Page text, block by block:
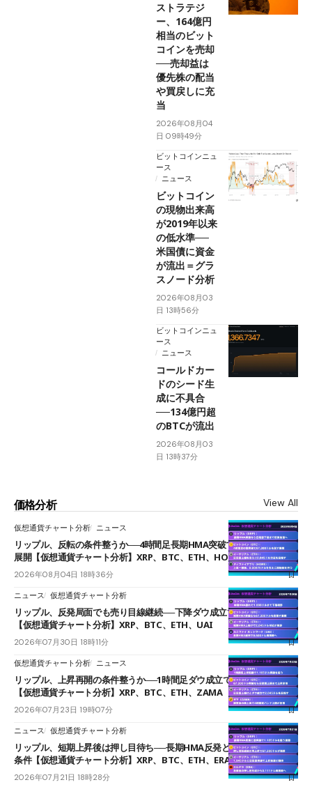
ストラテジ
ー、164億円
相当のビット
コインを売却
──売却益は
優先株の配当
や買戻しに充
当
2026年08月04
日 09時49分
ビットコインニュ
ース
ニュース
ビットコイン
の現物出来高
が2019年以来
の低水準──
米国債に資金
が流出＝グラ
スノード分析
2026年08月03
日 13時56分
ビットコインニュ
ース
ニュース
コールドカー
ドのシード生
成に不具合
──134億円超
のBTCが流出
2026年08月03
日 13時37分
価格分析 View All
仮想通貨チャート分析 ニュース
リップル、反転の条件整うか──4時間足長期HMA突破で雲下端を目指す
展開【仮想通貨チャート分析】XRP、BTC、ETH、HOME
2026年08月04日 18時36分
ニュース 仮想通貨チャート分析
リップル、反発局面でも売り目線継続──下降ダウ成立で下値追う展開
【仮想通貨チャート分析】XRP、BTC、ETH、UAI
2026年07月30日 18時11分
仮想通貨チャート分析 ニュース
リップル、上昇再開の条件整うか──1時間足ダウ成立で1.185ドルを狙う
【仮想通貨チャート分析】XRP、BTC、ETH、ZAMA
2026年07月23日 19時07分
ニュース 仮想通貨チャート分析
リップル、短期上昇後は押し目待ち──長期HMA反発と雲上抜けが買い
条件【仮想通貨チャート分析】XRP、BTC、ETH、ERA
2026年07月21日 18時28分